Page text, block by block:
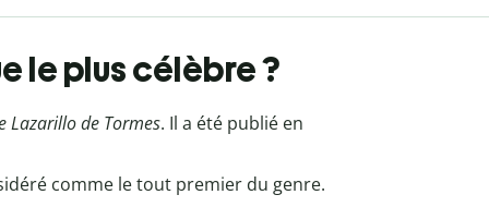
le plus célèbre ?
Lazarillo de Tormes. Il a été publié en
comme le tout premier du genre.